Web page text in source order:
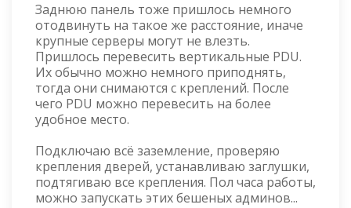
Заднюю панель тоже пришлось немного
отодвинуть на такое же расстояние, иначе
крупные серверы могут не влезть.
Пришлось перевесить вертикальные PDU.
Их обычно можно немного приподнять,
тогда они снимаются с креплений. После
чего PDU можно перевесить на более
удобное место.
Подключаю всё заземление, проверяю
крепления дверей, устанавливаю заглушки,
подтягиваю все крепления. Пол часа работы,
можно запускать этих бешеных админов...